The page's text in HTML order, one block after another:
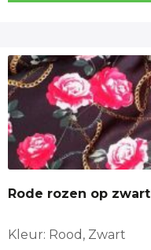
Rode rozen op zwart
Kleur: Rood, Zwart